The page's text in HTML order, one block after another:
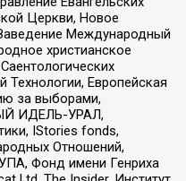
Церкви, Новое
Международный
христианское
Европейская
за выборами,
ИДЕЛЬ-УРАЛ,
IStories fonds,
Отношений,
Фонд имени Генриха